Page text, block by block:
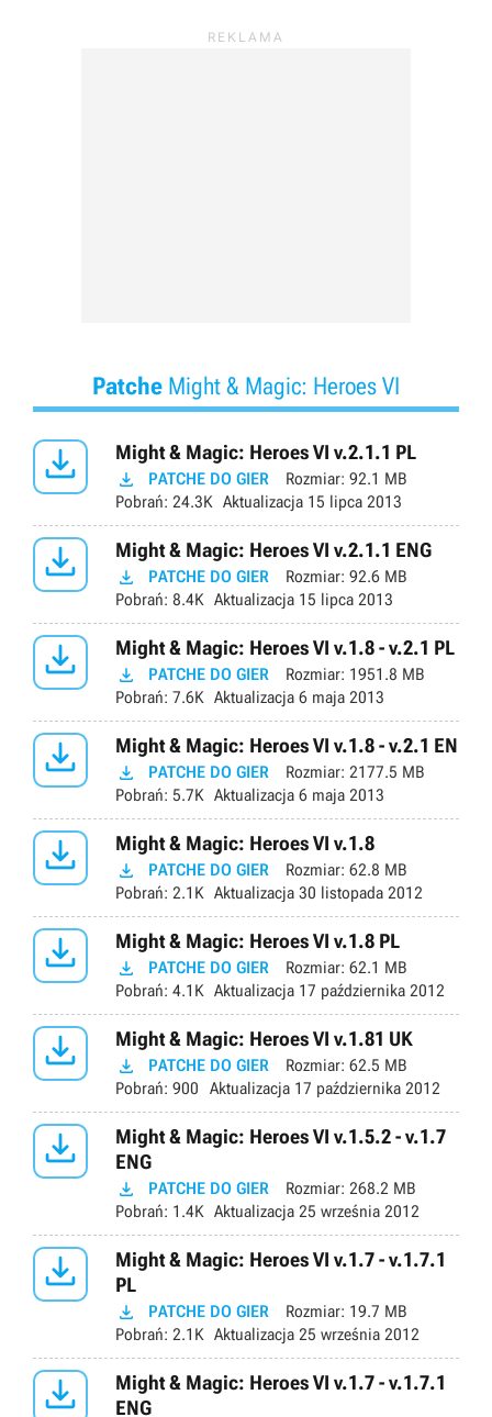
Patche Might & Magic: Heroes VI
 Might & Magic: Heroes VI v.2.1.1 PL
 PATCHE DO GIER Rozmiar: 92.1 MB
Pobrań: 24.3K Aktualizacja 15 lipca 2013
 Might & Magic: Heroes VI v.2.1.1 ENG
 PATCHE DO GIER Rozmiar: 92.6 MB
Pobrań: 8.4K Aktualizacja 15 lipca 2013
 Might & Magic: Heroes VI v.1.8 - v.2.1 PL
 PATCHE DO GIER Rozmiar: 1951.8 MB
Pobrań: 7.6K Aktualizacja 6 maja 2013
 Might & Magic: Heroes VI v.1.8 - v.2.1 EN
 PATCHE DO GIER Rozmiar: 2177.5 MB
Pobrań: 5.7K Aktualizacja 6 maja 2013
 Might & Magic: Heroes VI v.1.8
 PATCHE DO GIER Rozmiar: 62.8 MB
Pobrań: 2.1K Aktualizacja 30 listopada 2012
 Might & Magic: Heroes VI v.1.8 PL
 PATCHE DO GIER Rozmiar: 62.1 MB
Pobrań: 4.1K Aktualizacja 17 października 2012
 Might & Magic: Heroes VI v.1.81 UK
 PATCHE DO GIER Rozmiar: 62.5 MB
Pobrań: 900 Aktualizacja 17 października 2012

Might & Magic: Heroes VI v.1.5.2 - v.1.7
ENG
 PATCHE DO GIER Rozmiar: 268.2 MB
Pobrań: 1.4K Aktualizacja 25 września 2012

Might & Magic: Heroes VI v.1.7 - v.1.7.1
PL
 PATCHE DO GIER Rozmiar: 19.7 MB
Pobrań: 2.1K Aktualizacja 25 września 2012

Might & Magic: Heroes VI v.1.7 - v.1.7.1
ENG